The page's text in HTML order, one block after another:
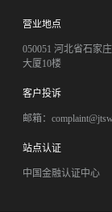
营业地点
050051 河北省石家
大厦10楼
客户投诉
邮箱：
站点认证
中国金融认证中心